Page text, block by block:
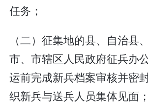
任务；
（二）征集地的县、自治县
市、市辖区人民政府征兵办
运前完成新兵档案审核并密
织新兵与送兵人员集体见面；